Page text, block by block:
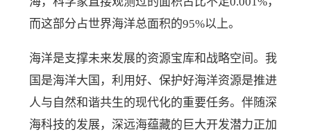
而这部分占世界海洋总面积的95%以上。
海洋是支撑未来发展的资源宝库和战略空间。我
国是海洋大国，利用好、保护好海洋资源是推进
人与自然和谐共生的现代化的重要任务。伴随深
海科技的发展，深远海蕴藏的巨大开发潜力正加